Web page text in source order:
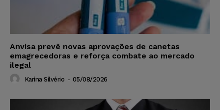
Anvisa prevê novas aprovações de canetas
emagrecedoras e reforça combate ao mercado
ilegal
Karina Silvério - 05/08/2026